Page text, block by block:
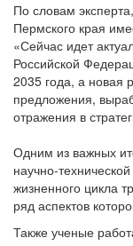
По словам
Пермского края
«Сейчас идет
Российской
2035 года, а новая
предложения,
отражения в
Одним из важных
научно-
жизненного цикла
ряд аспектов
Также ученые